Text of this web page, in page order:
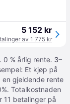
5 152 kr
av 1 775 kr
% årlig rente. 3–
Et kjøp på
gjeldende rente
Totalkostnaden
11 betalinger på